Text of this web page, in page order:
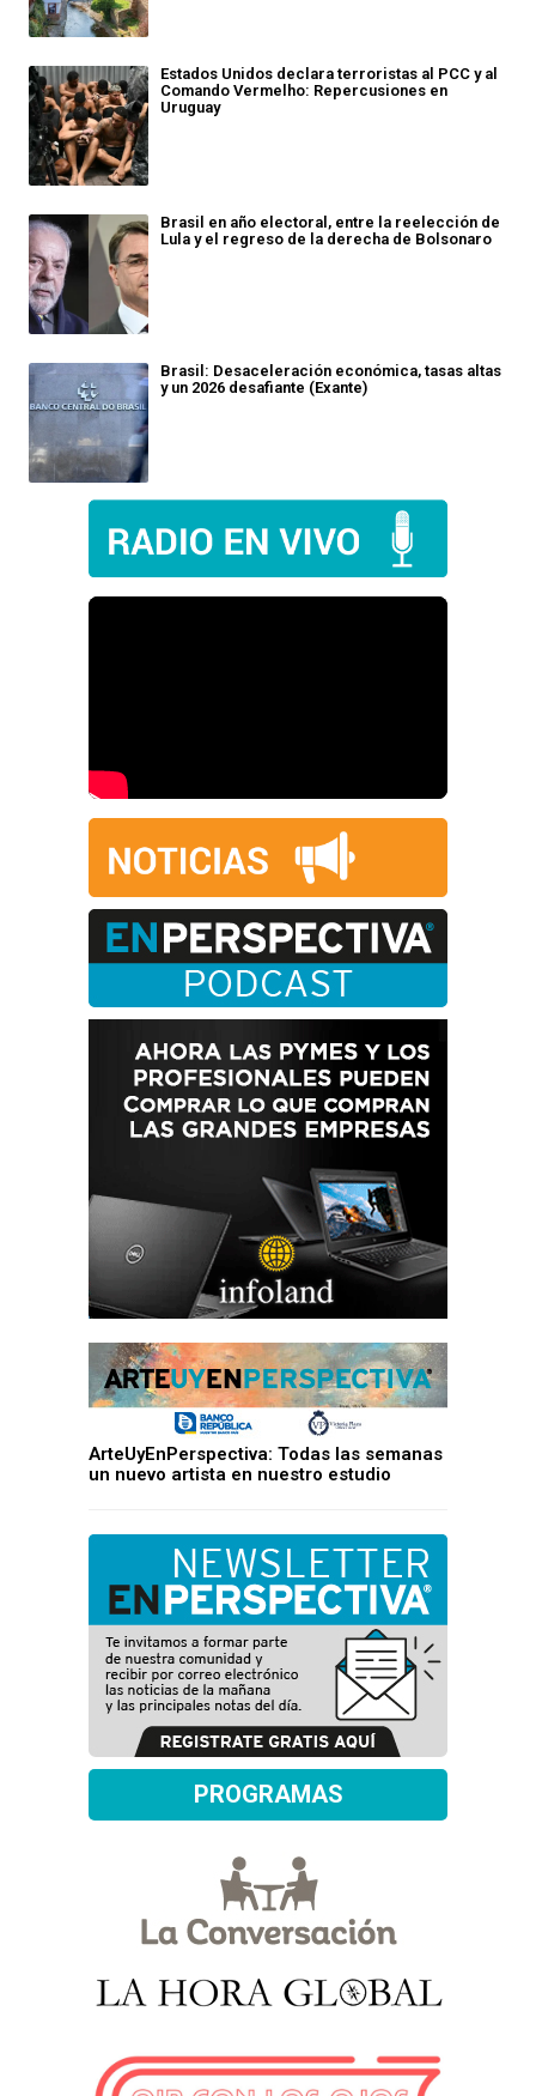
Estados Unidos declara terroristas al PCC y al
Comando Vermelho: Repercusiones en
Uruguay
Brasil en año electoral, entre la reelección de
Lula y el regreso de la derecha de Bolsonaro
Brasil: Desaceleración económica, tasas altas
y un 2026 desafiante (Exante)
ArteUyEnPerspectiva: Todas las semanas
un nuevo artista en nuestro estudio
PROGRAMAS